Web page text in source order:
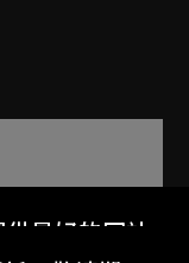
最好的网站